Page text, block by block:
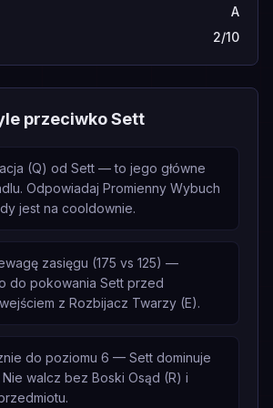
A
2/10
przeciwko Sett
(Q) od Sett — to jego główne
Odpowiadaj Promienny Wybuch
jest na cooldownie.
zasięgu (175 vs 125) —
do pokowania Sett przed
z Rozbijacz Twarzy (E).
do poziomu 6 — Sett dominuje
walcz bez Boski Osąd (R) i